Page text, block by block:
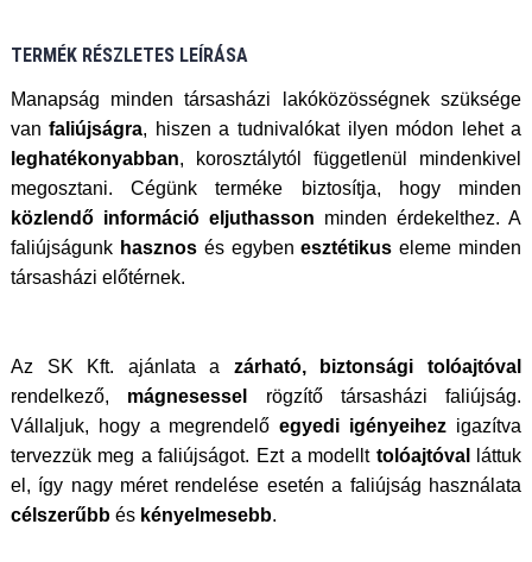
TERMÉK RÉSZLETES LEÍRÁSA
Manapság minden társasházi lakóközösségnek szüksége
vanfaliújságra, hiszen a tudnivalókat ilyen módon lehet a
leghatékonyabban, korosztálytól függetlenül mindenkivel
megosztani. Cégünk terméke biztosítja, hogy minden
közlendő információ eljuthasson minden érdekelthez. A
faliújságunk hasznosés egybenesztétikus eleme minden
társasházi előtérnek.
Az SK Kft. ajánlata a zárható, biztonsági tolóajtóval
rendelkező, mágnesessel
rögzítő társasházi faliújság.
Vállaljuk, hogy a megrendelőegyedi igényeihez igazítva
tervezzük meg a faliújságot. Ezt a modellt tolóajtóval
láttuk
el, így nagy méret rendelése esetén a faliújság használata
célszerűbbés kényelmesebb.